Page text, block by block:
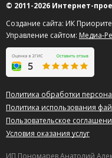
© 2011-2026 Интернет-
Создание сайта: ИК
Управление сайтом: Медиа-
Политика обработки
Политика использования
Пользовательское
Условия оказания услуг
ИП Пономарев Анатолий